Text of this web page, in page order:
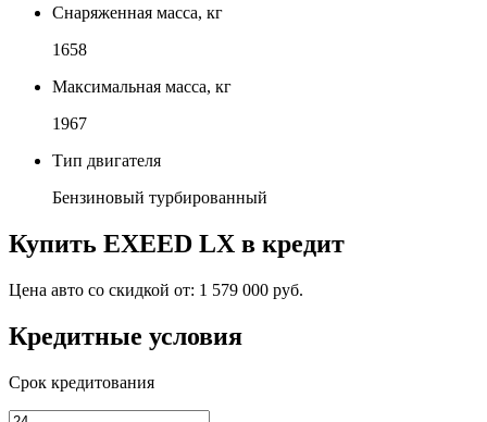
Снаряженная масса, кг
1658
Максимальная масса, кг
1967
Тип двигателя
Бензиновый турбированный
Купить EXEED LX в кредит
Цена авто со скидкой от: 1 579 000 руб.
Кредитные условия
Срок кредитования